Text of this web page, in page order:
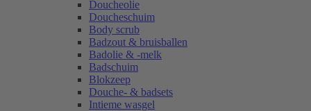
Doucheolie
Doucheschuim
Body scrub
Badzout & bruisballen
Badolie & -melk
Badschuim
Blokzeep
Douche- & badsets
Intieme wasgel